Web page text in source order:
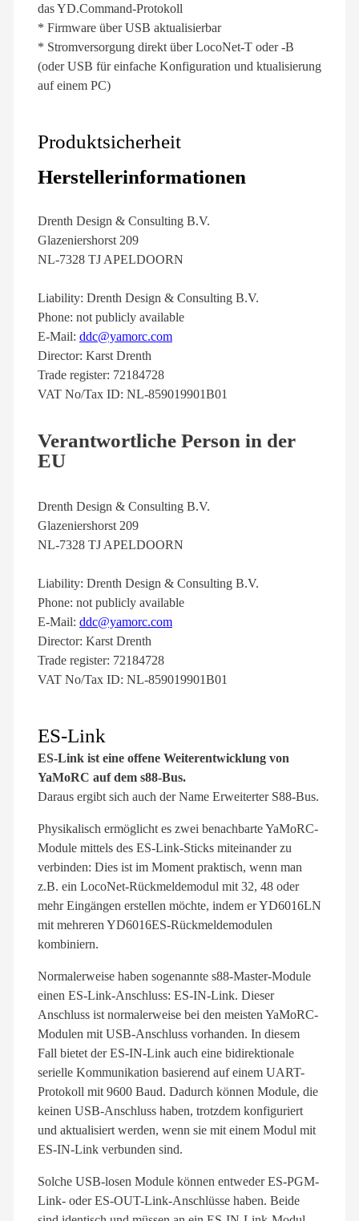
das YD.Command-Protokoll
* Firmware über USB aktualisierbar
* Stromversorgung direkt über LocoNet-T oder -B
(oder USB für einfache Konfiguration und ktualisierung
auf einem PC)
Produktsicherheit
Herstellerinformationen
Drenth Design & Consulting B.V.
Glazeniershorst 209
NL-7328 TJ APELDOORN
Liability: Drenth Design & Consulting B.V.
Phone: not publicly available
E-Mail: ddc@yamorc.com
Director: Karst Drenth
Trade register: 72184728
VAT No/Tax ID: NL-859019901B01
Verantwortliche Person in der
EU
Drenth Design & Consulting B.V.
Glazeniershorst 209
NL-7328 TJ APELDOORN
Liability: Drenth Design & Consulting B.V.
Phone: not publicly available
E-Mail: ddc@yamorc.com
Director: Karst Drenth
Trade register: 72184728
VAT No/Tax ID: NL-859019901B01
ES-Link
ES-Link ist eine offene Weiterentwicklung von
YaMoRC auf dem s88-Bus.
Daraus ergibt sich auch der Name Erweiterter S88-Bus.
Physikalisch ermöglicht es zwei benachbarte YaMoRC-
Module mittels des ES-Link-Sticks miteinander zu
verbinden: Dies ist im Moment praktisch, wenn man
z.B. ein LocoNet-Rückmeldemodul mit 32, 48 oder
mehr Eingängen erstellen möchte, indem er YD6016LN
mit mehreren YD6016ES-Rückmeldemodulen
kombiniern.
Normalerweise haben sogenannte s88-Master-Module
einen ES-Link-Anschluss: ES-IN-Link. Dieser
Anschluss ist normalerweise bei den meisten YaMoRC-
Modulen mit USB-Anschluss vorhanden. In diesem
Fall bietet der ES-IN-Link auch eine bidirektionale
serielle Kommunikation basierend auf einem UART-
Protokoll mit 9600 Baud. Dadurch können Module, die
keinen USB-Anschluss haben, trotzdem konfiguriert
und aktualisiert werden, wenn sie mit einem Modul mit
ES-IN-Link verbunden sind.
Solche USB-losen Module können entweder ES-PGM-
Link- oder ES-OUT-Link-Anschlüsse haben. Beide